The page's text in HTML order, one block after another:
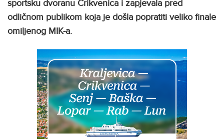
sportsku dvoranu Crikvenica i zapjevala pred
odličnom publikom koja je došla popratiti veliko finale
omiljenog MIK-a.